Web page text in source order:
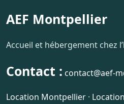
AEF Montpellier
Accueil et hébergement chez
Contact : contact@aef-
Location Montpellier ·